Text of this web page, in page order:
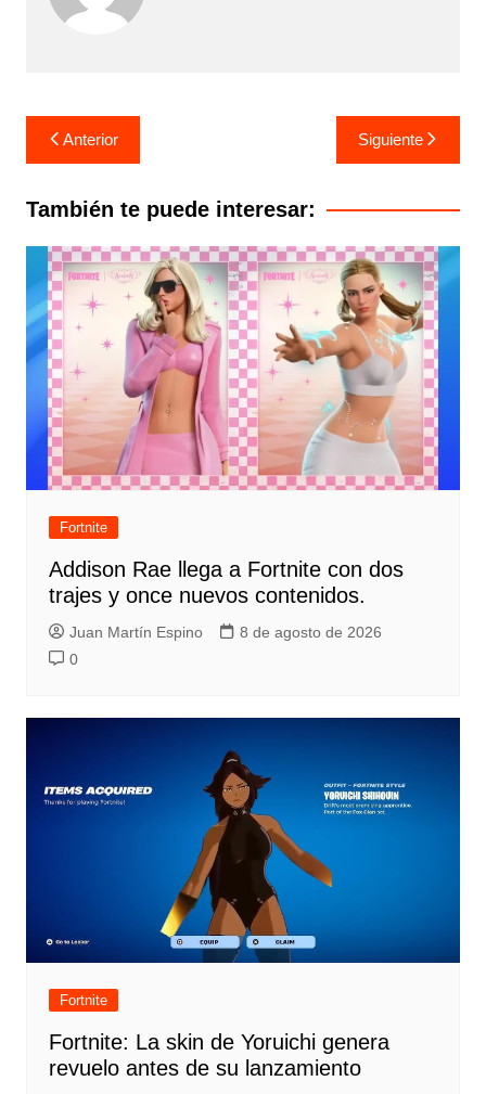
Navegación
de
entradas
Anterior Siguiente
También te puede interesar:
Fortnite
Addison Rae llega a Fortnite con dos
trajes y once nuevos contenidos.
Juan Martín Espino
8 de agosto de 2026
0
Fortnite
Fortnite: La skin de Yoruichi genera
revuelo antes de su lanzamiento